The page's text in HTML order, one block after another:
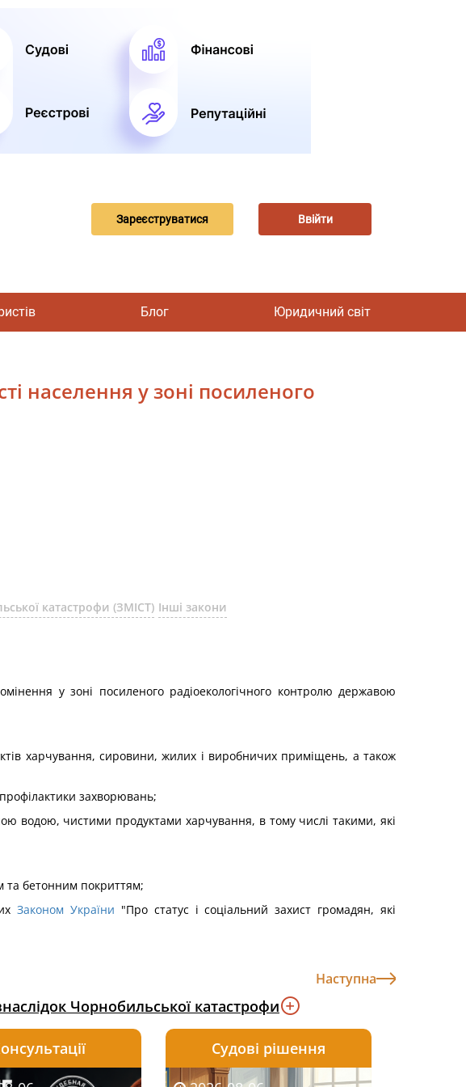
Зареєструватися Ввійти
Блог Юридичний світ
населення у зоні посиленого
катастрофи (ЗМІСТ) Інші закони
у зоні посиленого радіоекологічного контролю державою
харчування, сировини, жилих і виробничих приміщень, а також
захворювань;
водою, чистими продуктами харчування, в тому числі такими, які
та бетонним покриттям;
Законом України "Про статус і соціальний захист громадян, які
Наступна
Чорнобильської катастрофи
Судові рішення